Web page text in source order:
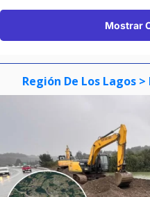
Mostrar
Región De Los Lagos >